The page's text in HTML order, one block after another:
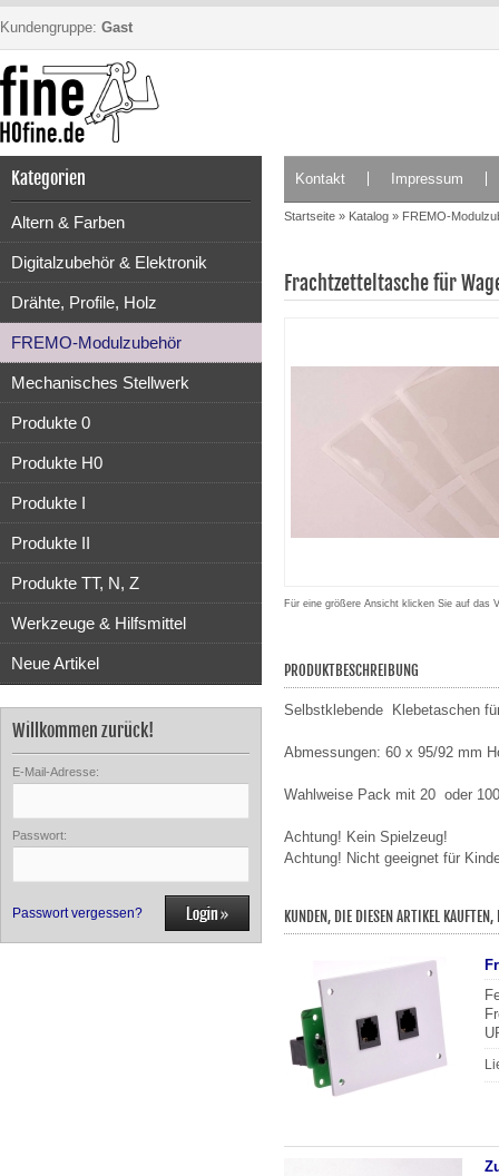
Kundengruppe: Gast
Kategorien
Altern & Farben
Digitalzubehör & Elektronik
Drähte, Profile, Holz
FREMO-Modulzubehör
Mechanisches Stellwerk
Produkte 0
Produkte H0
Produkte I
Produkte II
Produkte TT, N, Z
Werkzeuge & Hilfsmittel
Neue Artikel
Willkommen zurück!
E-Mail-Adresse:
Passwort:
Passwort vergessen?
Kontakt Impressum
Startseite » Katalog » FREMO-
Frachtzetteltasche für
Für eine größere Ansicht klicken Sie auf das
PRODUKTBESCHREIBUNG
Selbstklebende Klebetaschen
Abmessungen: 60 x 95/92 mm
Wahlweise Pack mit 20 oder
Achtung! Kein Spielzeug!
Achtung! Nicht geeignet für
KUNDEN, DIE DIESEN ARTIKEL